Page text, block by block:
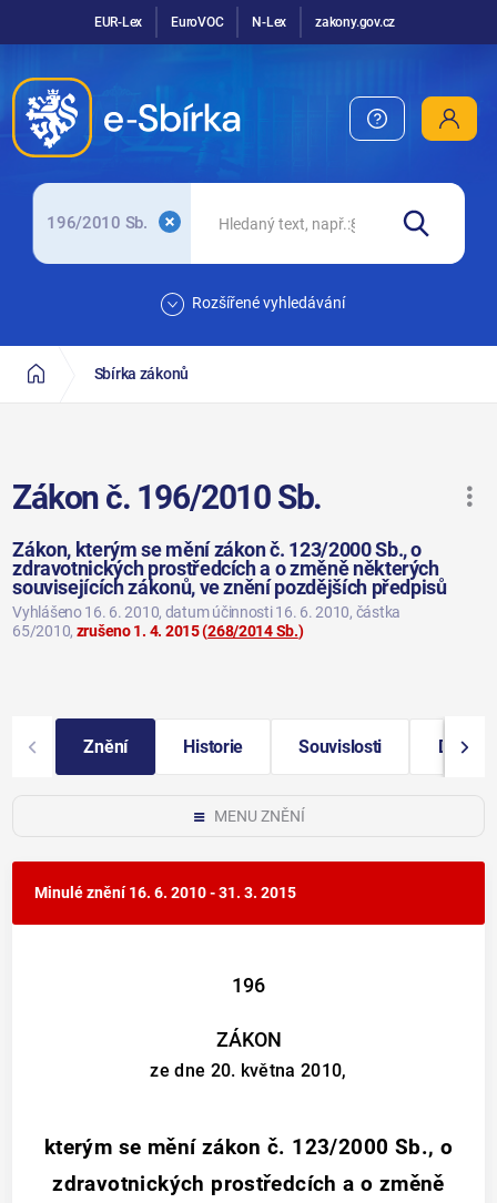
EUR-Lex EuroVOC N-Lex zakony.gov.cz
196/2010 Sb.
Rozšířené vyhledávání
Sbírka zákonů
Zákon č. 196/2010 Sb.
Zákon, kterým se mění zákon č. 123/2000 Sb., o
zdravotnických prostředcích a o změně některých
souvisejících zákonů, ve znění pozdějších předpisů
Vyhlášeno 16. 6. 2010, datum účinnosti 16. 6. 2010, částka
65/2010, zrušeno 1. 4. 2015(268/2014 Sb.)
Znění Historie Souvislosti Další
MENU ZNĚNÍ
Minulé znění16. 6. 2010 - 31. 3. 2015
196
ZÁKON
ze dne 20. května 2010,
kterým se mění zákon č. 123/2000 Sb., o
zdravotnických prostředcích a o změně